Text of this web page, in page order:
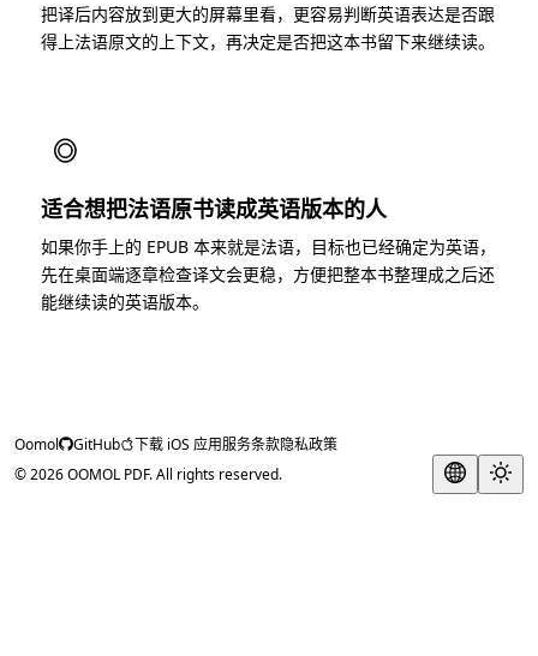
把译后内容放到更大的屏幕里看，更容易判断英语表达是否跟
得上法语原文的上下文，再决定是否把这本书留下来继续读。
◎
适合想把法语原书读成英语版本的人
如果你手上的 EPUB 本来就是法语，目标也已经确定为英语，
先在桌面端逐章检查译文会更稳，方便把整本书整理成之后还
能继续读的英语版本。
Oomol GitHub 下载 iOS 应用服务条款隐私政策
© 2026 OOMOL PDF. All rights reserved.